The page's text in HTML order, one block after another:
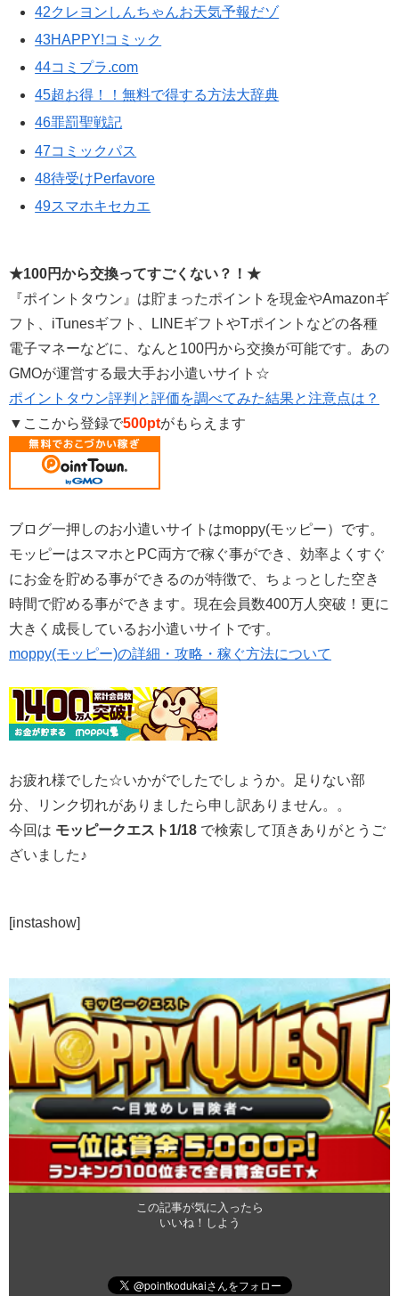
42クレヨンしんちゃんお天気予報だゾ
43HAPPY!コミック
44コミプラ.com
45超お得！！無料で得する方法大辞典
46罪罰聖戦記
47コミックパス
48待受けPerfavore
49スマホキセカエ
★100円から交換ってすごくない？！★
『ポイントタウン』は貯まったポイントを現金やAmazonギ
フト、iTunesギフト、LINEギフトやTポイントなどの各種
電子マネーなどに、なんと100円から交換が可能です。あの
GMOが運営する最大手お小遣いサイト☆
ポイントタウン評判と評価を調べてみた結果と注意点は？
▼ここから登録で500ptがもらえます
ブログ一押しのお小遣いサイトはmoppy(モッピー）です。
モッピーはスマホとPC両方で稼ぐ事ができ、効率よくすぐ
にお金を貯める事ができるのが特徴で、ちょっとした空き
時間で貯める事ができます。現在会員数400万人突破！更に
大きく成長しているお小遣いサイトです。
moppy(モッピー)の詳細・攻略・稼ぐ方法について
お疲れ様でした☆いかがでしたでしょうか。足りない部
分、リンク切れがありましたら申し訳ありません。。
今回は モッピークエスト1/18 で検索して頂きありがとうご
ざいました♪
[instashow]
この記事が気に入ったら
いいね！しよう